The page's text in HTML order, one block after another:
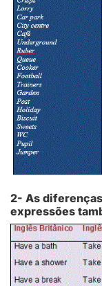
2- As
expressões